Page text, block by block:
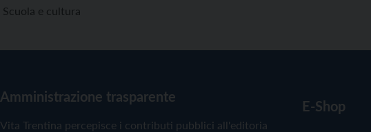
Scuola e cultura
Amministrazione trasparente
Vita Trentina percepisce i contributi pubblici all'editoria
E-Shop